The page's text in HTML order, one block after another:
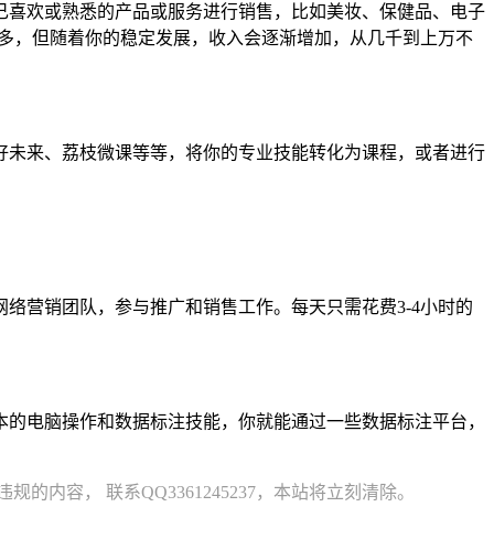
欢或熟悉的产品或服务进行销售，比如美妆、保健品、电子
，但随着你的稳定发展，收入会逐渐增加，从几千到上万不
来、荔枝微课等等，将你的专业技能转化为课程，或者进行
营销团队，参与推广和销售工作。每天只需花费3-4小时的
电脑操作和数据标注技能，你就能通过一些数据标注平台，
的内容， 联系QQ3361245237，本站将立刻清除。